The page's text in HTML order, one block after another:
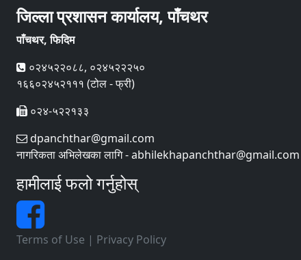
जिल्ला प्रशासन कार्यालय, पाँचथर
पाँचथर, फिदिम
०२४५२२०८८, ०२४५२२२५०
१६६०२४५२१११ (टोल - फ्री)
०२४-५२२१३३
dpanchthar@gmail.com
नागरिकता अभिलेखका लागि - abhilekhapanchthar@gmail.com
हामीलाई फलो गर्नुहोस्
Terms of Use | Privacy Policy